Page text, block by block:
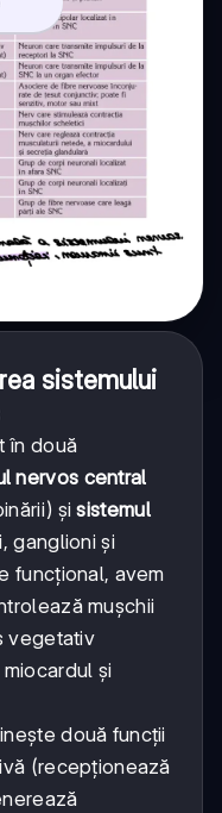
sistemului
în două
nervos central
șisistemul
ganglioni și
funcțional, avem
mușchii
vegetativ
și
două funcții
(recepționează